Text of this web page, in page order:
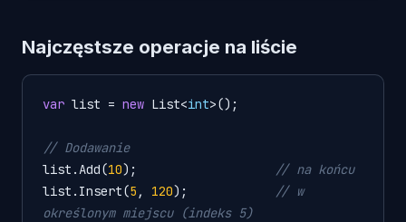
Najczęstsze operacje na liście
var list = new List<int>();
// Dodawanie
list.Add(10);
// na końcu
list.Insert(5 , 120);
// w
określonym miejscu (indeks 5)